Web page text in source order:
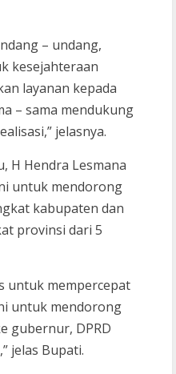
– undang,
kesejahteraan
layanan kepada
– sama mendukung
jelasnya.
H Hendra Lesmana
untuk mendorong
kabupaten dan
provinsi dari 5
untuk mempercepat
untuk mendorong
gubernur, DPRD
jelas Bupati.